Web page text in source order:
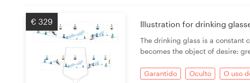
€ 329 Illustration for drinking
The drinking glass is a constant
becomes the object of desire:
Garantido Oculto O uso